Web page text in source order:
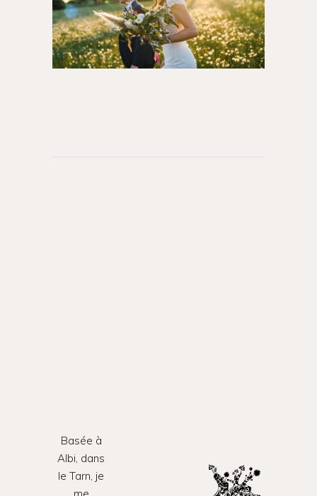
Basée à
Albi, dans
le Tarn, je